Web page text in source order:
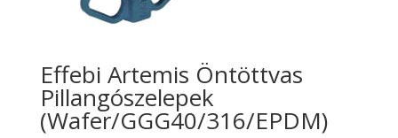
Effebi Artemis Öntöttvas
Pillangószelepek
(Wafer/GGG40/316/EPDM)